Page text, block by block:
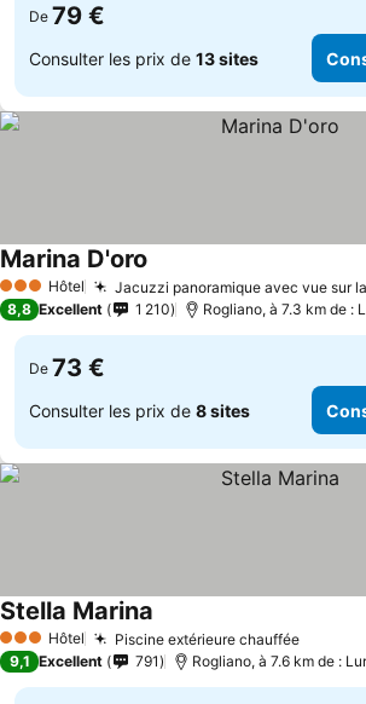
De 79 €
Consulter les prix de 13 sites
3 ÉtoilesHôtel Jacuzzi panoramique avec vue sur
Marina D'oro
8,8 Excellent 1 210 Rogliano, à 7.3 km de :
De 73 €
Consulter les prix de 8 sites
3 ÉtoilesHôtel Piscine extérieure chauffée
Stella Marina
9,1 Excellent 791 Rogliano, à 7.6 km de :